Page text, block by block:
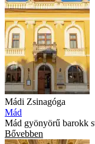
Mádi Zsinagóga
Mád
Mád gyönyörű barokk
Bővebben